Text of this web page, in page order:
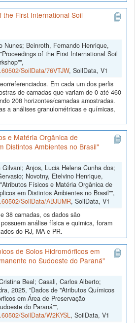
First International Soil
Nunes; Beinroth, Fernando Henrique,
of the First International Soil
SoilData/76VTJW, SoilData, V1
Em cada um dos perfis
de camadas que variam de 0 até 460
208 horizontes/camadas amostradas.
a análises granulométricas e químicas,
e Matéria Orgânica de
Distintos Ambientes no Brasil"
Gilvani; Anjos, Lucia Helena Cunha dos;
Novotny, Etelvino Henrique,
Físicos e Matéria Orgânica de
em Distintos Ambientes no Brasil"",
SoilData/ABJUMR, SoilData, V1
38 camadas, os dados são
análise física e quimica, foram
do RJ, MA e PR.
de Solos Hidromórficos em
no Sudoeste do Paraná"
Beal; Casali, Carlos Alberto;
2025, "Dados de "Atributos Químicos
em Área de Preservação
do Paraná"",
SoilData/W2KYSL, SoilData, V1